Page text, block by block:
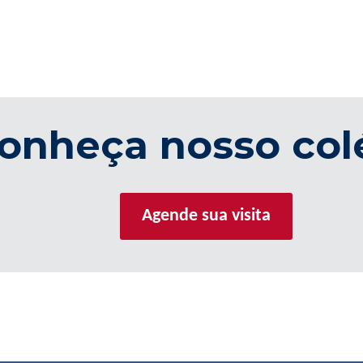
nosso
Agende sua visita